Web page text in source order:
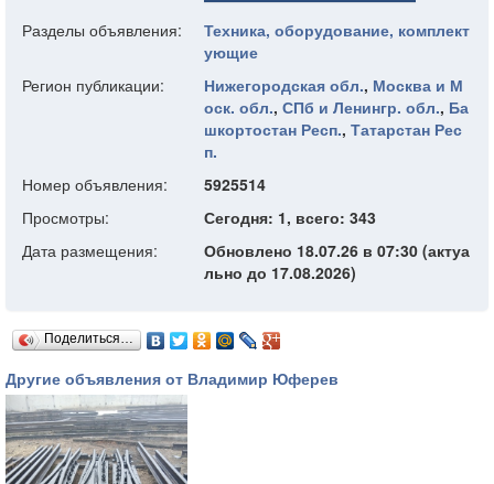
Разделы объявления:
Техника, оборудование, комплект
ующие
Регион публикации:
Нижегородская обл., Москва и М
оск. обл., СПб и Ленингр. обл., Ба
шкортостан Респ., Татарстан Рес
п.
Номер объявления:
5925514
Просмотры:
Сегодня: 1, всего: 343
Дата размещения:
Обновлено 18.07.26 в 07:30 (актуа
льно до 17.08.2026)
Поделиться…
Другие объявления от Владимир Юферев